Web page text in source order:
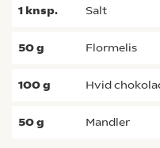
1 knsp. salt
50g flormelis
100g hvid
50g mandler